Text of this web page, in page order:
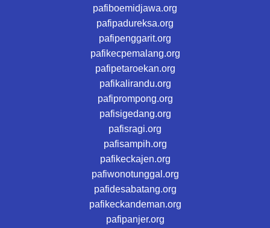
pafiboemidjawa.org
pafipadureksa.org
pafipenggarit.org
pafikecpemalang.org
pafipetaroekan.org
pafikalirandu.org
pafiprompong.org
pafisigedang.org
pafisragi.org
pafisampih.org
pafikeckajen.org
pafiwonotunggal.org
pafidesabatang.org
pafikeckandeman.org
pafipanjer.org